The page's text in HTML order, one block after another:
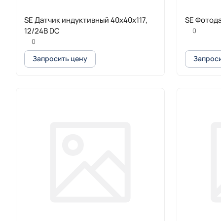
SE Датчик индуктивный 40х40х117,
12/24В DC
0
Запросить цену
SE
0